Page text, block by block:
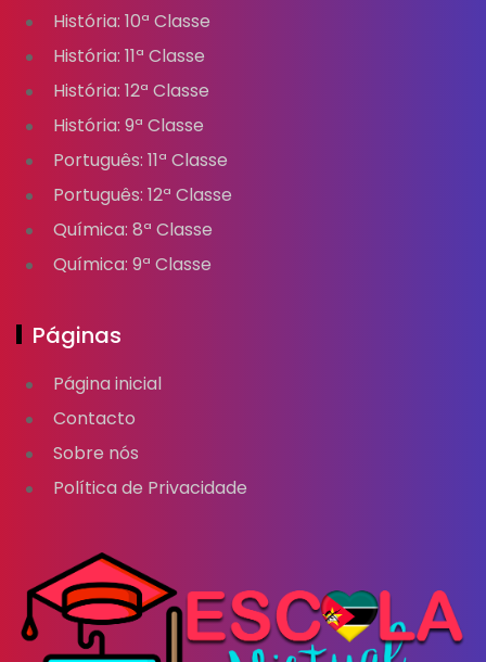
História: 10ª Classe
História: 11ª Classe
História: 12ª Classe
História: 9ª Classe
Português: 11ª Classe
Português: 12ª Classe
Química: 8ª Classe
Química: 9ª Classe
Páginas
Página inicial
Contacto
Sobre nós
Política de Privacidade